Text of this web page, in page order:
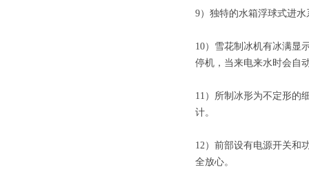
9）独特的水箱浮球式进
10）雪花制冰机有冰满显
停机，当来电来水时会自
11）所制冰形为不定形的
计。
12）前部设有电源开关和
全放心。